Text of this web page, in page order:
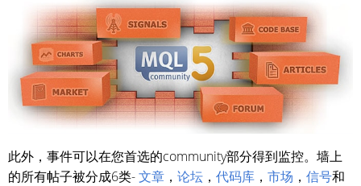
此外，事件可以在您首选的community部分得到监控。墙上
的所有帖子被分成6类-文章 ， 论坛 ， 代码库 ， 市场 ， 信号和